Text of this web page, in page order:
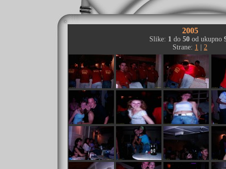
2005
Slike: 1do 50od ukupno
Strane: 1 2